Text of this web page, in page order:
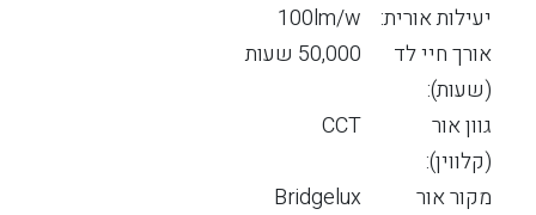
יעילות אורית:
100lm/w
אורך חיי לד
(שעות):
50,000 שעות
גוון אור
(קלווין):
CCT
מקור אור
Bridgelux